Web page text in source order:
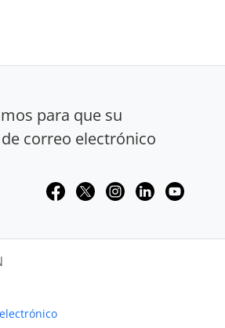
para que su
correo electrónico